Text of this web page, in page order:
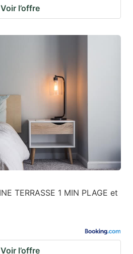
Voir l’offre
TERRASSE 1 MIN PLAGE et
Voir l’offre